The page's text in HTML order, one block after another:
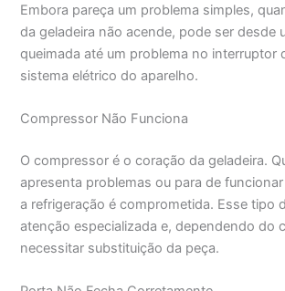
Embora pareça um problema simples,
da geladeira não acende, pode ser desde
queimada até um problema no interruptor
sistema elétrico do aparelho.
Compressor Não Funciona
O compressor é o coração da geladeira.
apresenta problemas ou para de
a refrigeração é comprometida. Esse tipo
atenção especializada e, dependendo do
necessitar substituição da peça.